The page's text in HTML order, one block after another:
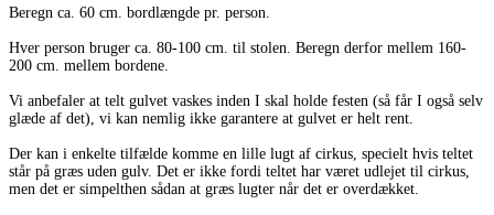
Beregn ca. 60 cm. bordlængde pr. person.
Hver person bruger ca. 80-100 cm. til stolen. Beregn derfor mellem 160-
200 cm. mellem bordene.
Vi anbefaler at telt gulvet vaskes inden I skal holde festen (så får I også selv
glæde af det), vi kan nemlig ikke garantere at gulvet er helt rent.
Der kan i enkelte tilfælde komme en lille lugt af cirkus, specielt hvis teltet
står på græs uden gulv. Det er ikke fordi teltet har været udlejet til cirkus,
men det er simpelthen sådan at græs lugter når det er overdækket.